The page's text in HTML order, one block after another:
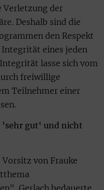
Verletzung der
Deshalb sind die
den Respekt
eines jeden
lasse sich vom
freiwillige
Teilnehmer einer
gut‘ und nicht
von Frauke
Gerlach bedauerte,